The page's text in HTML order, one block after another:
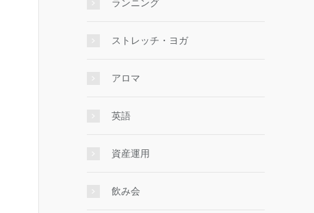
ランニング
ストレッチ・ヨガ
アロマ
英語
資産運用
飲み会